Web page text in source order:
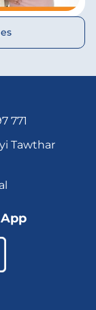
771
Tawthar